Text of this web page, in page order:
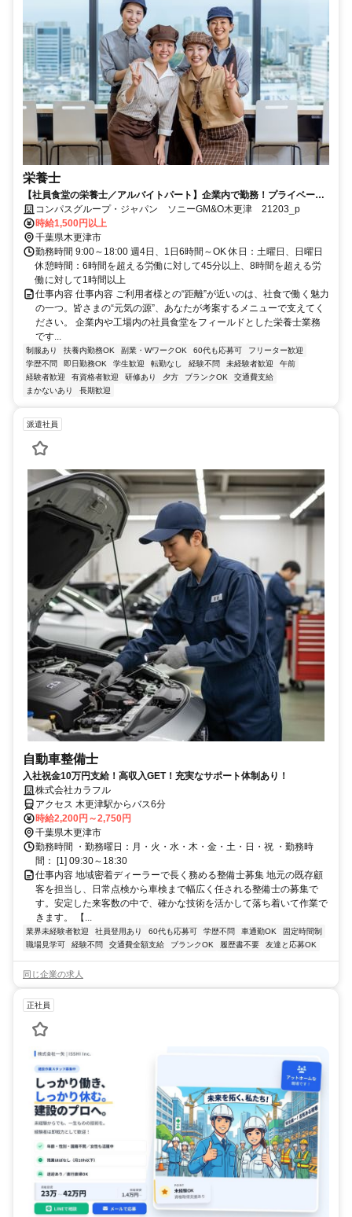
栄養士
【社員食堂の栄養士／アルバイトパート】企業内で勤務！プライベート
に合わせてシフト調整も可！
コンパスグループ・ジャパン ソニーGM&O木更津 21203_p
時給1,500円以上
千葉県木更津市
勤務時間 9:00～18:00 週4日、1日6時間～OK 休日：土曜日、日曜日
休憩時間：6時間を超える労働に対して45分以上、8時間を超える労
働に対して1時間以上
仕事内容 仕事内容 ご利用者様との“距離”が近いのは、社食で働く魅力
の一つ。皆さまの“元気の源”、あなたが考案するメニューで支えてく
ださい。 企業内や工場内の社員食堂をフィールドとした栄養士業務
です...
制服あり 扶養内勤務OK 副業・WワークOK 60代も応募可
フリーター歓迎
学歴不問
即日勤務OK 学生歓迎 転勤なし 経験不問 未経験者歓迎
午前
経験者歓迎
有資格者歓迎 研修あり 夕方 ブランクOK
交通費支給
まかないあり
長期歓迎
派遣社員
自動車整備士
入社祝金10万円支給！高収入GET！充実なサポート体制あり！
株式会社カラフル
アクセス 木更津駅からバス6分
時給2,200円～2,750円
千葉県木更津市
勤務時間 ・勤務曜日：月・火・水・木・金・土・日・祝 ・勤務時
間： [1] 09:30～18:30
仕事内容 地域密着ディーラーで長く務める整備士募集 地元の既存顧
客を担当し、日常点検から車検まで幅広く任される整備士の募集で
す。安定した来客数の中で、確かな技術を活かして落ち着いて作業で
きます。 【...
業界未経験者歓迎 社員登用あり 60代も応募可 学歴不問 車通勤OK
固定時間制
職場見学可
経験不問 交通費全額支給 ブランクOK 履歴書不要 友達と応募OK
同じ企業の求人
正社員